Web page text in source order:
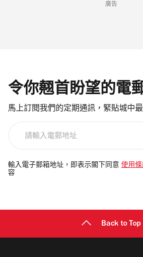
廣告
令你翹首盼望的電
馬上訂閱我們的定期通訊，緊貼城中
電
郵
輸入電子郵箱地址，即表示閣下同意 使用
容
Back to Top